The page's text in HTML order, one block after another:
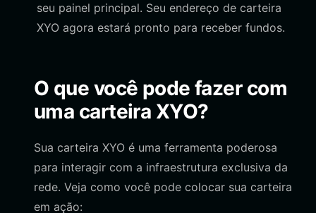
seu painel principal. Seu endereço de carteira
XYO agora estará pronto para receber fundos.
O que você pode fazer com
uma carteira XYO?
Sua carteira XYO é uma ferramenta poderosa
para interagir com a infraestrutura exclusiva da
rede. Veja como você pode colocar sua carteira
em ação: